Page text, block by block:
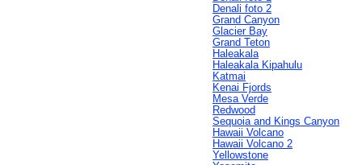
Denali foto 2
Grand Canyon
Glacier Bay
Grand Teton
Haleakala
Haleakala Kipahulu
Katmai
Kenai Fjords
Mesa Verde
Redwood
Sequoia and Kings Canyon
Hawaii Volcano
Hawaii Volcano 2
Yellowstone